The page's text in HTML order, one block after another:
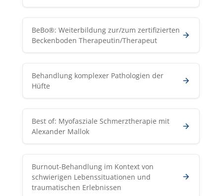
BeBo®: Weiterbildung zur/zum zertifizierten
Beckenboden Therapeutin/Therapeut
Behandlung komplexer Pathologien der
Hüfte
Best of: Myofasziale Schmerztherapie mit
Alexander Mallok
Burnout-Behandlung im Kontext von
schwierigen Lebenssituationen und
traumatischen Erlebnissen